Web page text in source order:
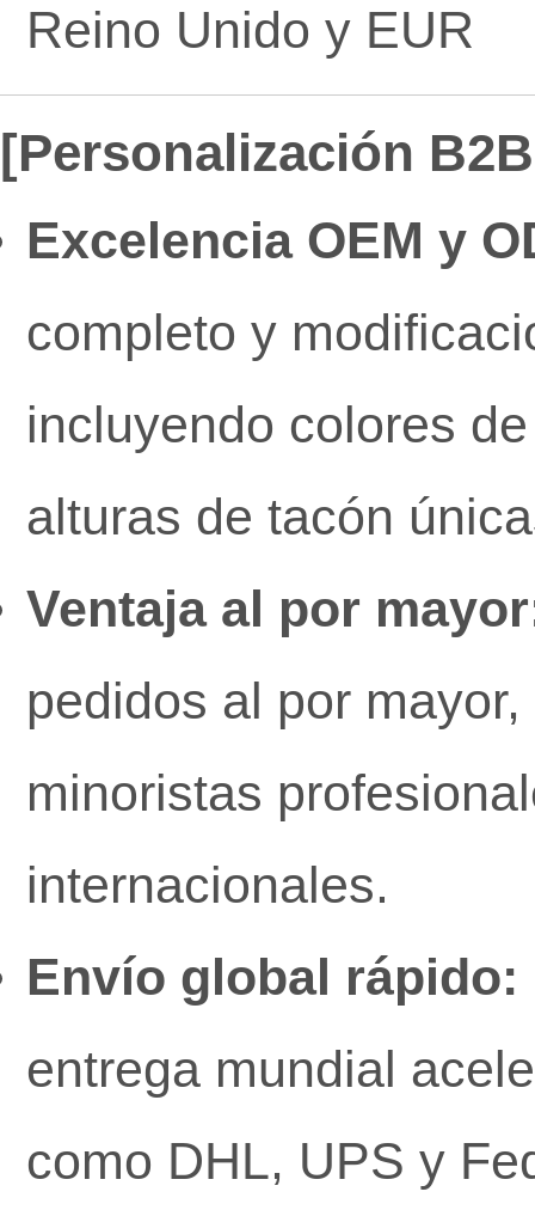
Reino Unido y EUR
[Personalización
Excelencia OEM y
completo y
incluyendo colores
alturas de tacón
Ventaja al por
pedidos al por
minoristas
internacionales.
Envío global rápido:
entrega mundial
como DHL, UPS y